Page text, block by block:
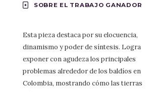
SOBRE EL TRABAJO GANADOR
Esta pieza destaca por su elocuencia,
dinamismo y poder de síntesis. Logra
exponer con agudeza los principales
problemas alrededor de los baldíos en
Colombia, mostrando cómo las tierras